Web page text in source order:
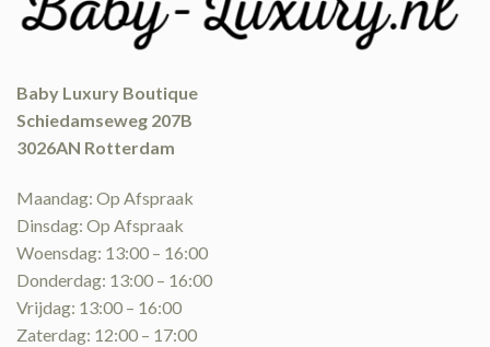
Baby Luxury Boutique
Schiedamseweg 207B
3026AN Rotterdam
Maandag: Op Afspraak
Dinsdag: Op Afspraak
Woensdag: 13:00 – 16:00
Donderdag: 13:00 – 16:00
Vrijdag: 13:00 – 16:00
Zaterdag: 12:00 – 17:00